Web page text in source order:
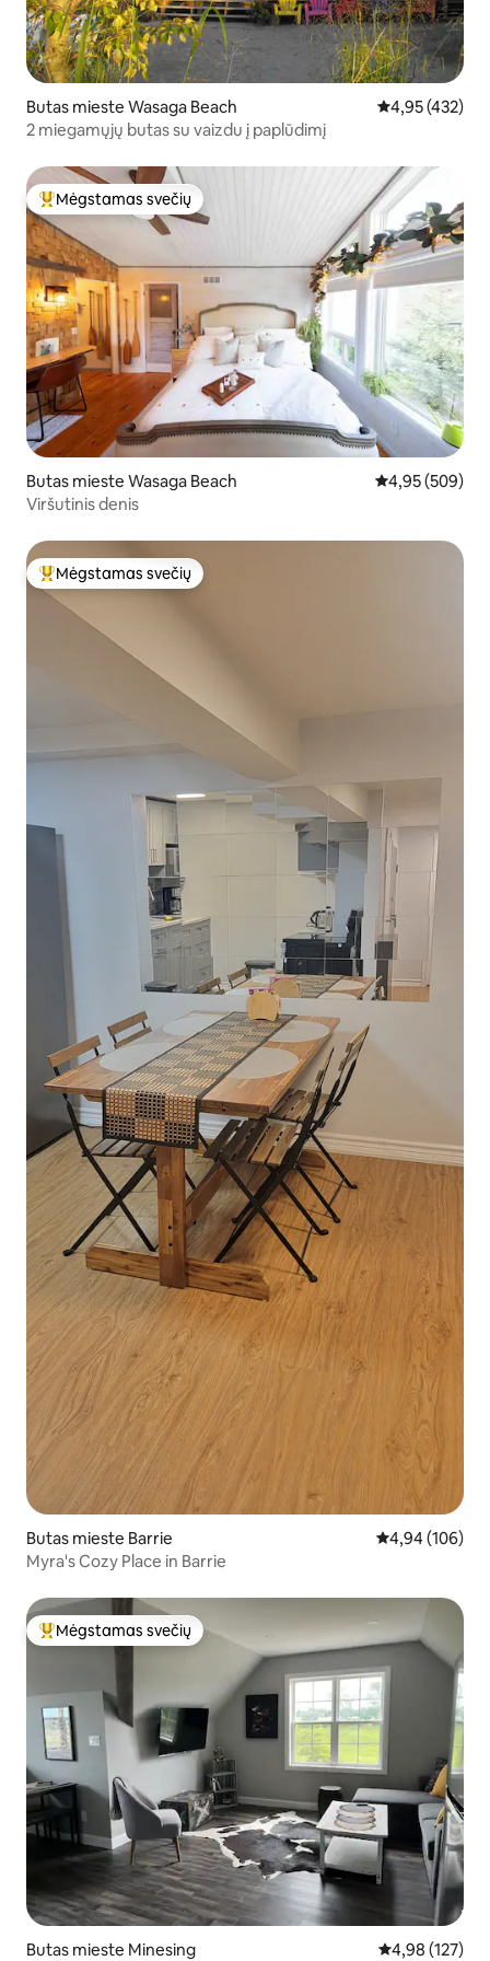
Butas mieste Wasaga Beach Vidutinis
4,95 (432)
2 miegamųjų butas su vaizdu į paplūdimį
Svečių mėgstamiausias
Mėgstamas svečių
Butas mieste Wasaga Beach Vidutinis
4,95 (509)
Viršutinis denis
Svečių mėgstamiausias
Mėgstamas svečių
Butas mieste Barrie Vidutinis
4,94 (106)
Myra's Cozy Place in Barrie
Svečių mėgstamiausias
Mėgstamas svečių
Butas mieste Minesing Vidutinis
4,98 (127)